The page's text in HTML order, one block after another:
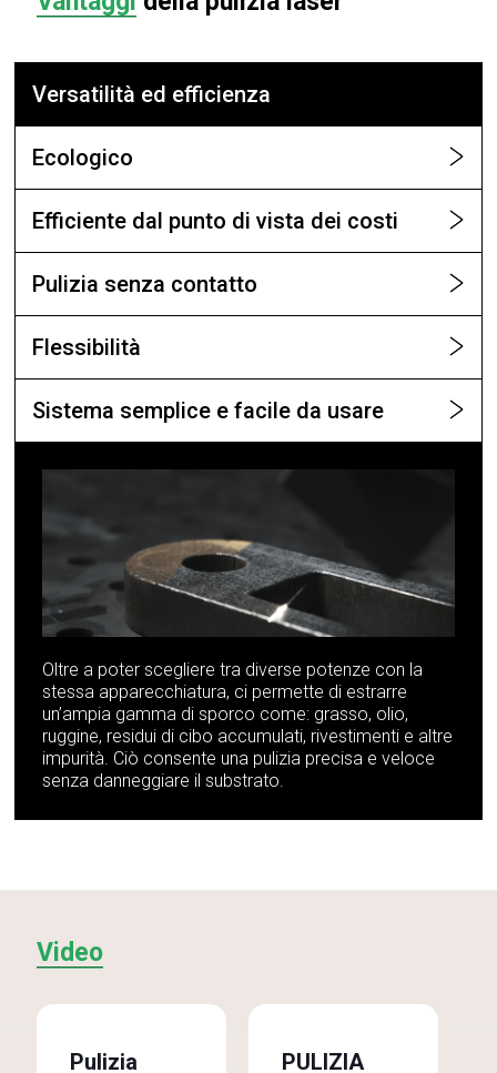
Versatilità ed efficienza
Ecologico
Efficiente dal punto di vista dei costi
Pulizia senza contatto
Flessibilità
Sistema semplice e facile da usare
Oltre a poter scegliere tra diverse potenze con la
stessa apparecchiatura, ci permette di estrarre
un’ampia gamma di sporco come: grasso, olio,
ruggine, residui di cibo accumulati, rivestimenti e altre
impurità. Ciò consente una pulizia precisa e veloce
senza danneggiare il substrato.
Video
Pulizia PULIZIA